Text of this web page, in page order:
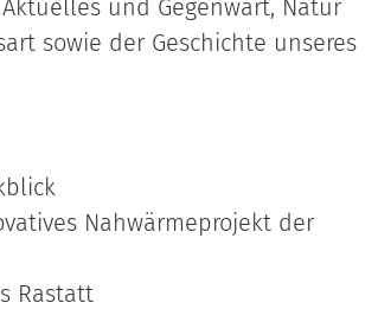
und Gegenwart, Natur
sowie der Geschichte unseres
Nahwärmeprojekt der
Rastatt